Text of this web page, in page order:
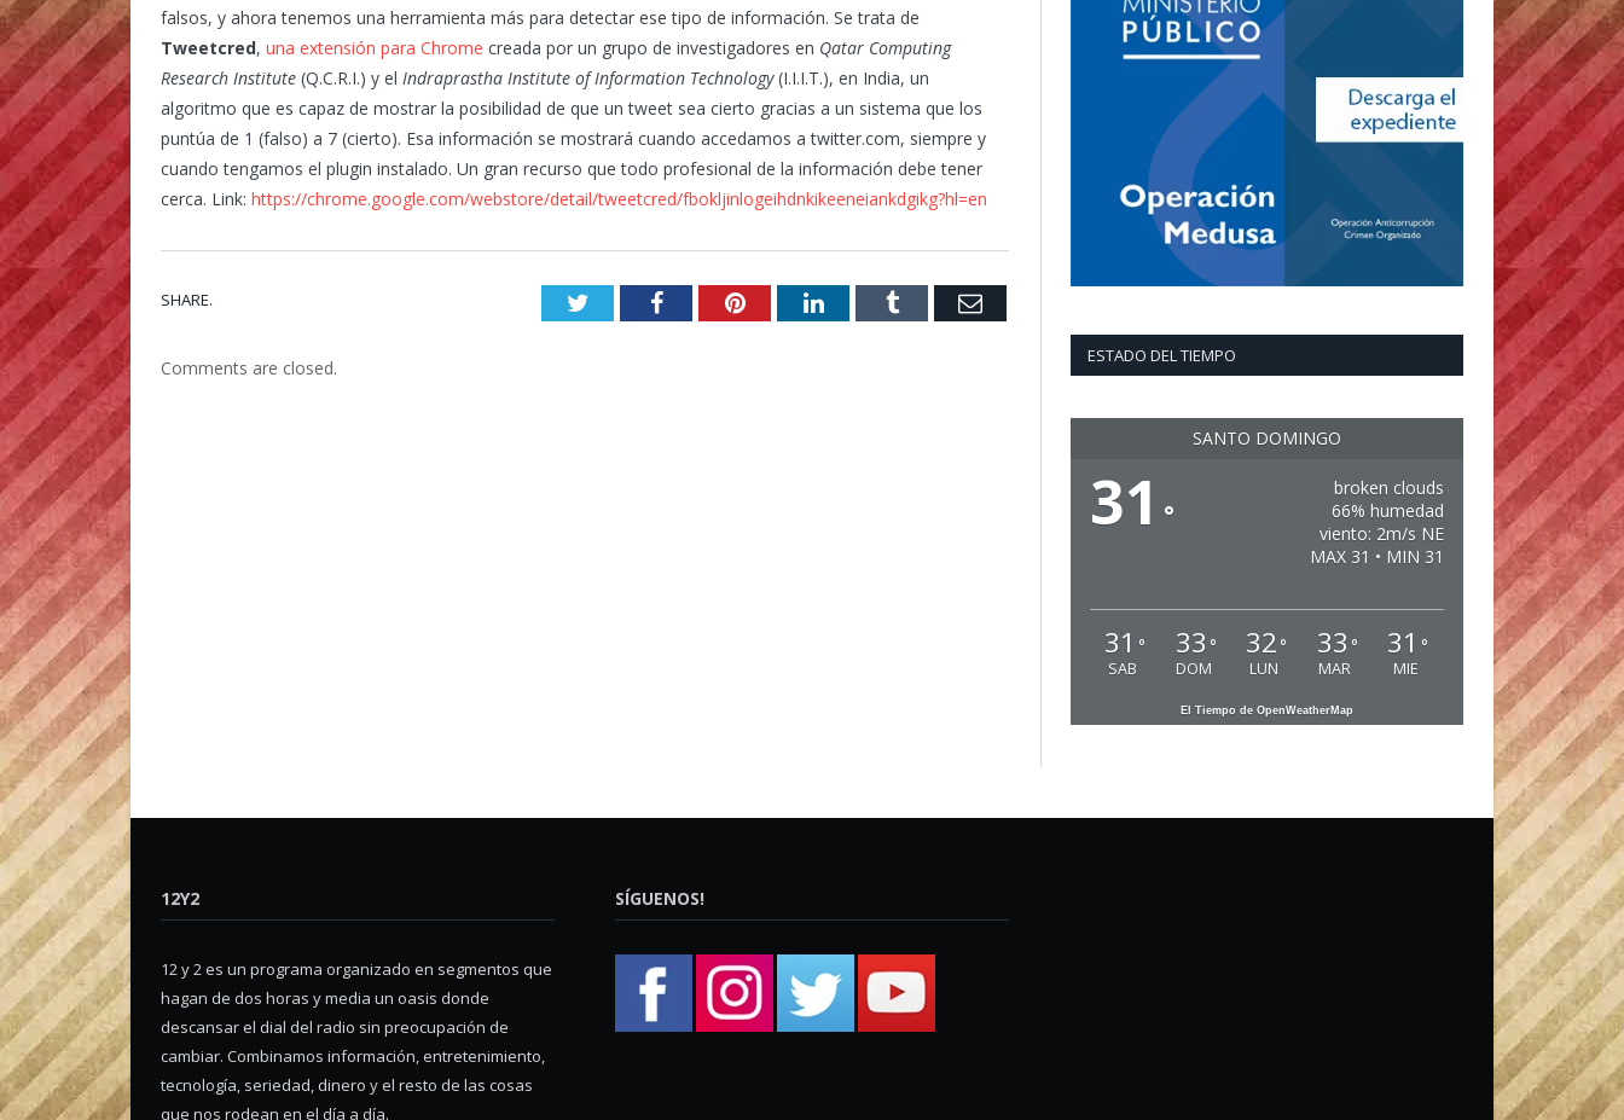
falsos, y ahora tenemos una herramienta más para detectar ese tipo de información. Se trata de
Tweetcred, una extensión para Chrome creada por un grupo de investigadores en Qatar Computing
Research Institute (Q.C.R.I.) y el Indraprastha Institute of Information Technology(I.I.I.T.), en India, un
algoritmo que es capaz de mostrar la posibilidad de que un tweet sea cierto gracias a un sistema que los
puntúa de 1 (falso) a 7 (cierto). Esa información se mostrará cuando accedamos a twitter.com, siempre y
cuando tengamos el plugin instalado. Un gran recurso que todo profesional de la información debe tener
cerca. Link: https://chrome.google.com/webstore/detail/tweetcred/fbokljinlogeihdnkikeeneiankdgikg?hl=en
SHARE. TwitterFacebookPinterestLinkedInTumblr Email
Comments are closed.
ESTADO DEL TIEMPO
SANTO DOMINGO
31 °
broken clouds
66% humedad
viento: 2m/s NE
MAX 31 • MIN 31
31 °
SAB
33 °
DOM
32 °
LUN
33 °
MAR
31 °
MIE
El Tiempo de OpenWeatherMap
12Y2
12 y 2 es un programa organizado en segmentos que
hagan de dos horas y media un oasis donde
descansar el dial del radio sin preocupación de
cambiar. Combinamos información, entretenimiento,
tecnología, seriedad, dinero y el resto de las cosas
que nos rodean en el día a día.
SÍGUENOS!